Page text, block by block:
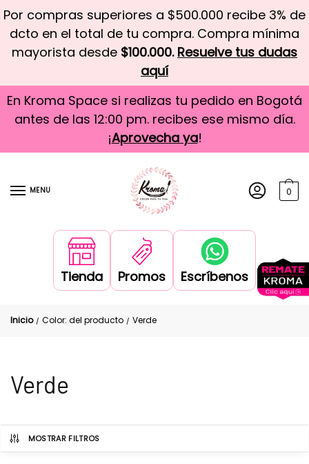
Por compras superiores a $500.000 recibe 3% de
dcto en el total de tu compra. Compra mínima
mayorista desde $100.000. Resuelve tus dudas
aquí
En Kroma Space si realizas tu pedido en Bogotá
antes de las 12:00 pm. recibes ese mismo día.
¡Aprovecha ya!
MENU 0
Tienda Promos Escríbenos
Inicio / Color: del producto / Verde
Verde
MOSTRAR FILTROS